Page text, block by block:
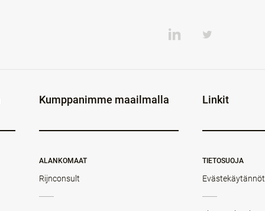
Kumppanimme maailmalla
ALANKOMAAT
Rijnconsult
Linkit
TIETOSUOJA
Evästekäytännöt